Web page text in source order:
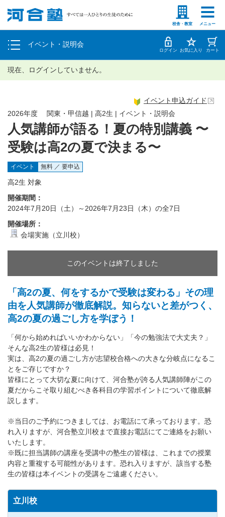
校舎・教室 メニュー
塾生の方 高等学校の先生
イベント・説明会
個別相談
体験授業 ログイン お気に入り カート
現在、ログインしていません。
人気講師が語る！夏の特別講義 〜
受験は高2の夏で決まる〜
2026年度 関東・甲信越 | 高2生 | イベント・説明会
イベント申込ガイド
イベント 無料 ／ 要申込
高2生 対象
開催期間：
2024年7月20日（土）～2026年7月23日（木）の全7日
開催場所：
会場実施（立川校）
このイベントは終了しました
「高2の夏、何をするかで受験は変わる」その理
由を人気講師が徹底解説。知らないと差がつく、
高2の夏の過ごし方を学ぼう！
「何から始めればいいかわからない」「今の勉強法で大丈夫？」
そんな高2生の皆様は必見！
実は、高2の夏の過ごし方が志望校合格への大きな分岐点になるこ
とをご存じですか？
皆様にとって大切な夏に向けて、河合塾が誇る人気講師陣がこの
夏だからこそ取り組むべき各科目の学習ポイントについて徹底解
説します。
※当日のご予約につきましては、お電話にて承っております。恐
れ入りますが、河合塾立川校まで直接お電話にてご連絡をお願い
いたします。
※既に担当講師の講座を受講中の塾生の皆様は、これまでの授業
内容と重複する可能性があります。恐れ入りますが、該当する塾
生の皆様は本イベントの受講をご遠慮ください。
立川校